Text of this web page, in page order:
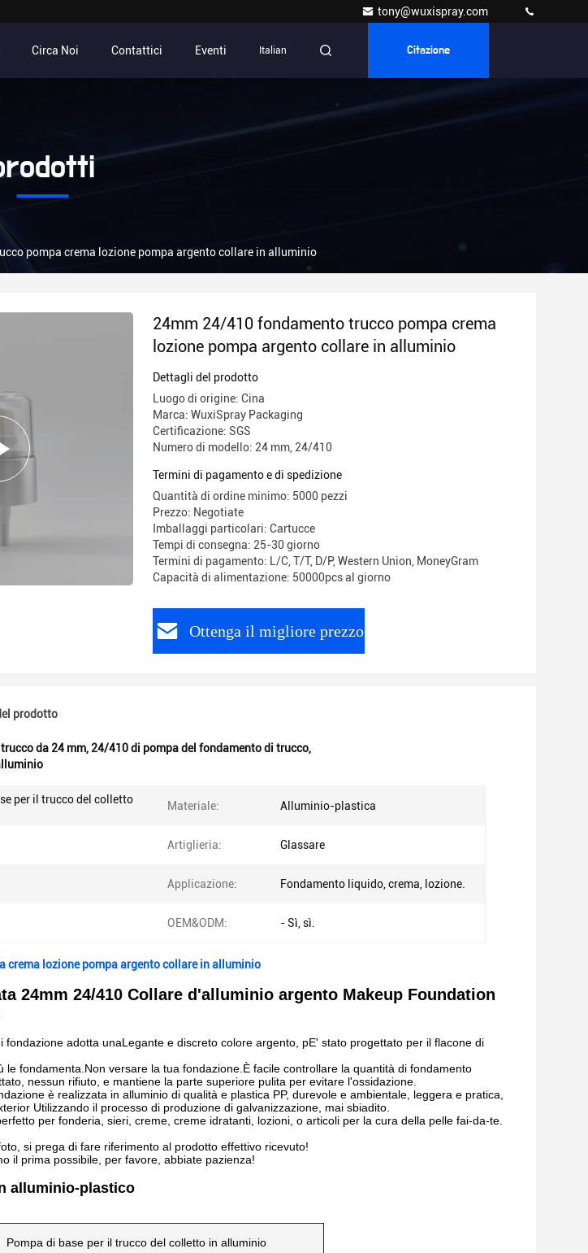
tony@wuxispray.com
Circa Noi Contattici Eventi Italian Citazione
pompa crema lozione pompa argento collare in alluminio
24mm 24/410 fondamento trucco pompa crema
lozione pompa argento collare in alluminio
Dettagli del prodotto
Luogo di origine: Cina
Marca: WuxiSpray Packaging
Certificazione: SGS
Numero di modello: 24 mm, 24/410
Termini di pagamento e di spedizione
Quantità di ordine minimo: 5000 pezzi
Prezzo: Negotiate
Imballaggi particolari: Cartucce
Tempi di consegna: 25-30 giorno
Termini di pagamento: L/C, T/T, D/P, Western Union, MoneyGram
Capacità di alimentazione: 50000pcs al giorno
Ottenga il migliore prezzo
prodotto
da 24 mm, 24/410 di pompa del fondamento di trucco,
per il trucco del colletto
Materiale: Alluminio-plastica
Artiglieria: Glassare
Applicazione: Fondamento liquido, crema, lozione.
OEM&ODM: - Sì, sì.
crema lozione pompa argento collare in alluminio
24mm 24/410 Collare d'alluminio argento Makeup Foundation
fondazione adotta unaLegante e discreto colore argento, pE' stato progettato per il flacone di
le fondamenta. Non versare la tua fondazione. È facile controllare la quantità di fondamento
nessun rifiuto, e mantiene la parte superiore pulita per evitare l'ossidazione.
è realizzata in alluminio di qualità e plastica PP, durevole e ambientale, leggera e pratica,
Utilizzando il processo di produzione di galvanizzazione, mai sbiadito.
per fonderia, sieri, creme, creme idratanti, lozioni, o articoli per la cura della pelle fai-da-te.
si prega di fare riferimento al prodotto effettivo ricevuto!
il prima possibile, per favore, abbiate pazienza!
alluminio-plastico
Pompa di base per il trucco del colletto in alluminio